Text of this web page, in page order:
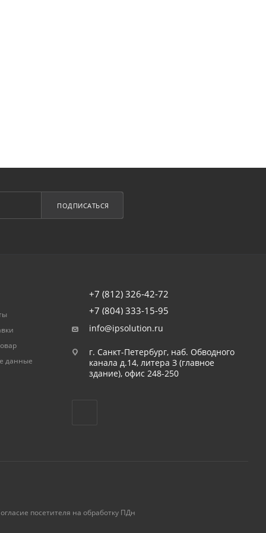
ПОДПИСАТЬСЯ
данные
+7 (812) 326-42-72
+7 (804) 333-15-95
info@ipsolution.ru
г. Санкт-Петербург, наб. Обводного
канала д.14, литера З (главное
здание), офис 248-250
посетителя на обработку ПДн